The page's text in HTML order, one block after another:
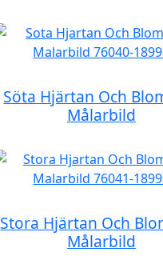
Söta Hjärtan Och
Målarbild
Stora Hjärtan Och
Målarbild